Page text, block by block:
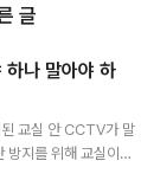
글
나 말아야 하
교실 안 CCTV가 말
방지를 위해 교실이나